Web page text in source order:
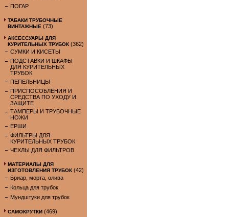
ПОГАР
ТАБАКИ ТРУБОЧНЫЕ
ВИНТАЖНЫЕ (73)
АКСЕССУАРЫ ДЛЯ
КУРИТЕЛЬНЫХ ТРУБОК (362)
СУМКИ И КИСЕТЫ
ПОДСТАВКИ И ШКАФЫ
ДЛЯ КУРИТЕЛЬНЫХ
ТРУБОК
ПЕПЕЛЬНИЦЫ
ПРИСПОСОБЛЕНИЯ И
СРЕДСТВА ПО УХОДУ И
ЗАЩИТЕ
ТАМПЕРЫ И ТРУБОЧНЫЕ
НОЖИ
ЕРШИ
ФИЛЬТРЫ ДЛЯ
КУРИТЕЛЬНЫХ ТРУБОК
ЧЕХЛЫ ДЛЯ ФИЛЬТРОВ
МАТЕРИАЛЫ ДЛЯ
ИЗГОТОВЛЕНИЯ ТРУБОК (42)
Бриар, морта, олива
Кольца для трубок
Мундштуки для трубок
САМОКРУТКИ (469)